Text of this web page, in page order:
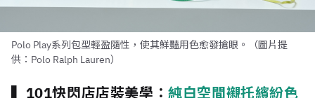
Polo Play系列包型輕盈隨性，使其鮮豔用色愈發搶眼。（圖片提
供：Polo Ralph Lauren）
▍101快閃店店裝美學：純白空間襯托繽紛色